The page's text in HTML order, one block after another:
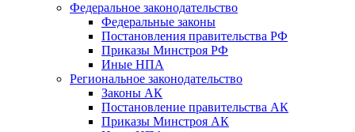
Федеральное законодательство
Федеральные законы
Постановления правительства РФ
Приказы Минстроя РФ
Иные НПА
Региональное законодательство
Законы АК
Постановление правительства АК
Приказы Минстроя АК